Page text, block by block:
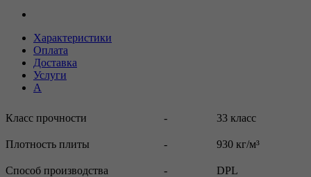
Характеристики
Оплата
Доставка
Услуги
А
Класс прочности - 33 класс
Плотность плиты - 930 кг/м³
Способ производства - DPL